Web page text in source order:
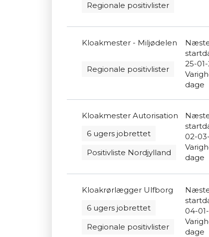
Regionale positivlister
Kloakmester - Miljødelen
Regionale positivlister
25-
dage
Kloakmester Autorisation
6 ugers jobrettet
Positivliste Nordjylland
02-
dage
Kloakrørlægger Ulfborg
6 ugers jobrettet
Regionale positivlister
04-
dage